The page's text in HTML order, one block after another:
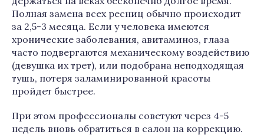
Полная замена всех ресниц обычно происходит
за 2,5-3 месяца. Если у человека имеются
хронические заболевания, авитаминоз, глаза
часто подвергаются механическому воздействию
(девушка их трет), или подобрана неподходящая
тушь, потеря заламинированной красоты
пройдет быстрее.
При этом профессионалы советуют через 4-5
недель вновь обратиться в салон на коррекцию.